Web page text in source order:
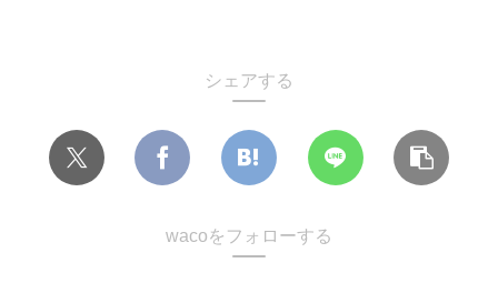
シェアする
wacoをフォローする